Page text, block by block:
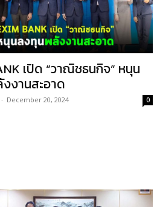
เปิด “วาณิชธนกิจ” หนุน
งานสะอาด
- December 20, 2024 0